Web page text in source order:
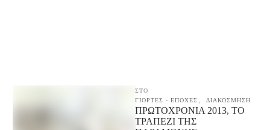
ΣΤΟ
ΓΙΟΡΤΕΣ - ΕΠΟΧΕΣ
ΔΙΑΚΟΣΜΗΣΗ
ΠΡΩΤΟΧΡΟΝΙΆ 2013, ΤΟ
ΤΡΑΠΈΖΙ ΤΗΣ